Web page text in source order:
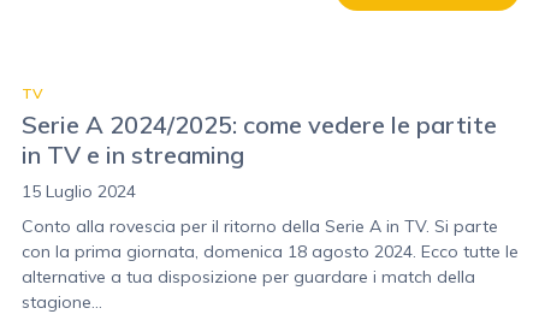
TV
Serie A 2024/2025: come vedere le partite
in TV e in streaming
15 Luglio 2024
Conto alla rovescia per il ritorno della Serie A in TV. Si parte
con la prima giornata, domenica 18 agosto 2024. Ecco tutte le
alternative a tua disposizione per guardare i match della
stagione...